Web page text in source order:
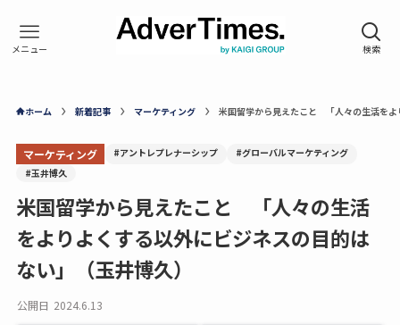
ホーム 新着記事 マーケティング 米国留学から見えたこと 「人々の生活をよ
マーケティング #アントレプレナーシップ
#グローバルマーケティング
#玉井博久
米国留学から見えたこと 「人々の生活
をよりよくする以外にビジネスの目的は
ない」（玉井博久）
公開日 2024.6.13